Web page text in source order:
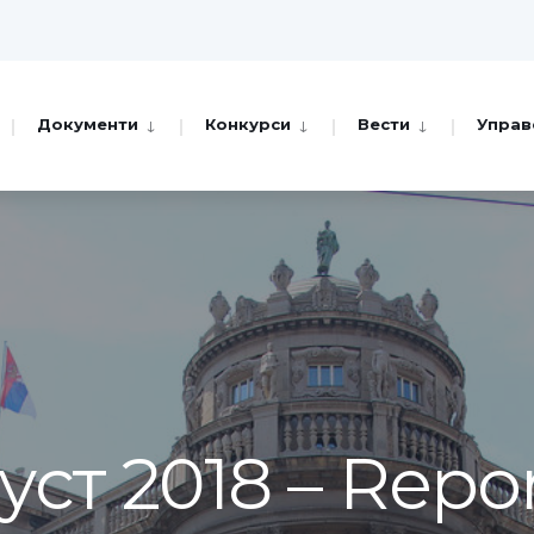
Документи Конкурси Вести
2018 –